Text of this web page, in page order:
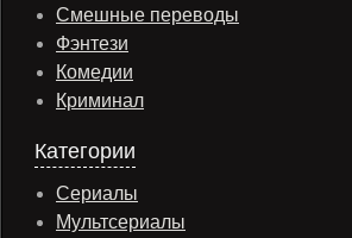
Смешные переводы
Фэнтези
Комедии
Криминал
Категории
Сериалы
Мультсериалы